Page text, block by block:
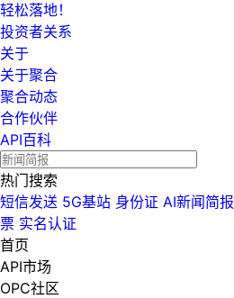
轻松落地！
投资者关系
关于
关于聚合
聚合动态
合作伙伴
API百科
热门搜索
短信发送 5G基站 身份证 AI新闻简报
票 实名认证
首页
API市场
OPC社区